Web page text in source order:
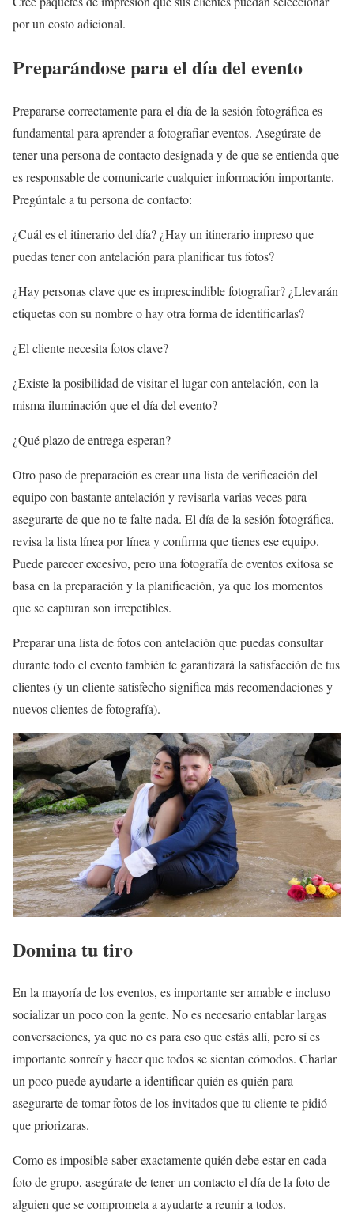
por un costo adicional.
Preparándose para el día del evento
Prepararse correctamente para el día de la sesión fotográfica es
fundamental para aprender a fotografiar eventos. Asegúrate de
tener una persona de contacto designada y de que se entienda que
es responsable de comunicarte cualquier información importante.
Pregúntale a tu persona de contacto:
¿Cuál es el itinerario del día? ¿Hay un itinerario impreso que
puedas tener con antelación para planificar tus fotos?
¿Hay personas clave que es imprescindible fotografiar? ¿Llevarán
etiquetas con su nombre o hay otra forma de identificarlas?
¿El cliente necesita fotos clave?
¿Existe la posibilidad de visitar el lugar con antelación, con la
misma iluminación que el día del evento?
¿Qué plazo de entrega esperan?
Otro paso de preparación es crear una lista de verificación del
equipo con bastante antelación y revisarla varias veces para
asegurarte de que no te falte nada. El día de la sesión fotográfica,
revisa la lista línea por línea y confirma que tienes ese equipo.
Puede parecer excesivo, pero una fotografía de eventos exitosa se
basa en la preparación y la planificación, ya que los momentos
que se capturan son irrepetibles.
Preparar una lista de fotos con antelación que puedas consultar
durante todo el evento también te garantizará la satisfacción de tus
clientes (y un cliente satisfecho significa más recomendaciones y
nuevos clientes de fotografía).
Domina tu tiro
En la mayoría de los eventos, es importante ser amable e incluso
socializar un poco con la gente. No es necesario entablar largas
conversaciones, ya que no es para eso que estás allí, pero sí es
importante sonreír y hacer que todos se sientan cómodos. Charlar
un poco puede ayudarte a identificar quién es quién para
asegurarte de tomar fotos de los invitados que tu cliente te pidió
que priorizaras.
Como es imposible saber exactamente quién debe estar en cada
foto de grupo, asegúrate de tener un contacto el día de la foto de
alguien que se comprometa a ayudarte a reunir a todos.